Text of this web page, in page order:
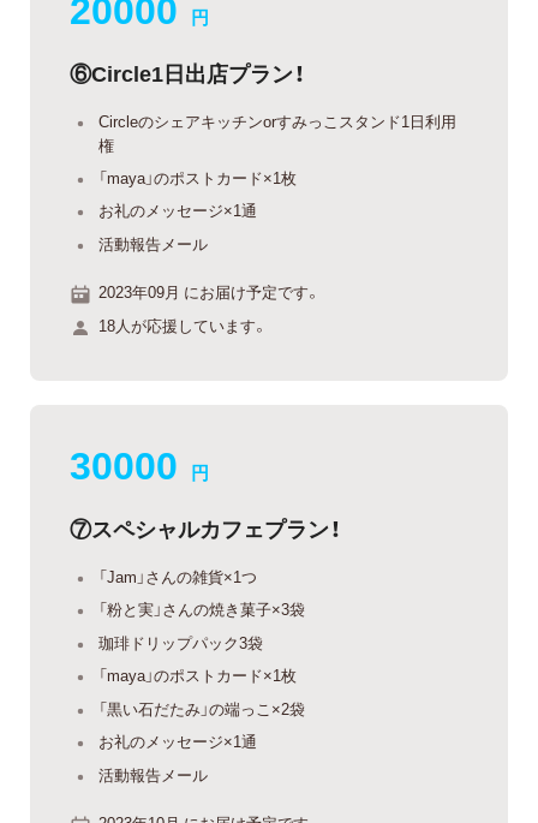
円
⑥Circle1日出店プラン！
Circleのシェアキッチンorすみっこスタンド1日利用
権
「maya」のポストカード×1枚
お礼のメッセージ×1通
活動報告メール
2023年09月 にお届け予定です。
18人が応援しています。
30000 円
⑦スペシャルカフェプラン！
「Jam」さんの雑貨×1つ
「粉と実」さんの焼き菓子×3袋
珈琲ドリップパック3袋
「maya」のポストカード×1枚
「黒い石だたみ」の端っこ×2袋
お礼のメッセージ×1通
活動報告メール